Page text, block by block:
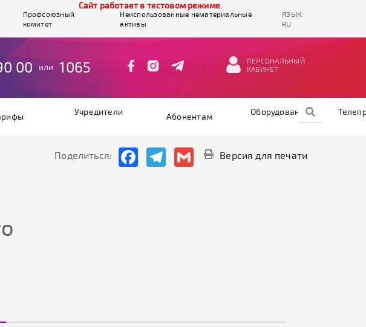
Cайт работает в тестовом режиме.
Профсоюзный
комитет
Неиспользованные нематериальные
активы
ЯЗЫК:
RU
00 или 1065
ПЕРСОНАЛЬНЫЙ
КАБИНЕТ
Учредители Абонентам Оборудование
Поделиться: FacebookTelegramGmail Версия для печати